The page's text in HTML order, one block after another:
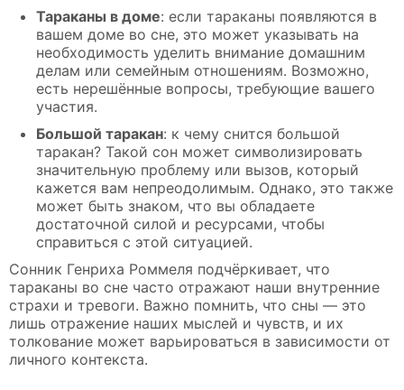
Тараканы в доме: если тараканы появляются в
вашем доме во сне, это может указывать на
необходимость уделить внимание домашним
делам или семейным отношениям. Возможно,
есть нерешённые вопросы, требующие вашего
участия.
Большой таракан: к чему снится большой
таракан? Такой сон может символизировать
значительную проблему или вызов, который
кажется вам непреодолимым. Однако, это также
может быть знаком, что вы обладаете
достаточной силой и ресурсами, чтобы
справиться с этой ситуацией.
Сонник Генриха Роммеля подчёркивает, что
тараканы во сне часто отражают наши внутренние
страхи и тревоги. Важно помнить, что сны — это
лишь отражение наших мыслей и чувств, и их
толкование может варьироваться в зависимости от
личного контекста.